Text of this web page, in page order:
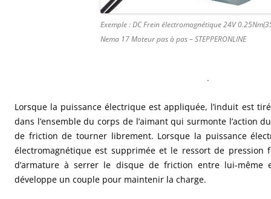
Exemple : DC Frein électromagnétique 24V
Nema 17 Moteur pas à pas – STEPPERONLINE
.
Lorsque la puissance électrique est appliquée, l’induit est
dans l’ensemble du corps de l’aimant qui surmonte l’action
de friction de tourner librement. Lorsque la puissance
électromagnétique est supprimée et le ressort de pression
d’armature à serrer le disque de friction entre lui-même
développe un couple pour maintenir la charge.